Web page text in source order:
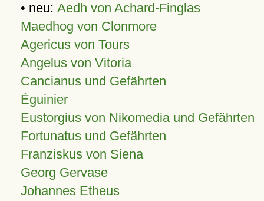
• neu: Aedh von Achard-Finglas
Maedhog von Clonmore
Agericus von Tours
Angelus von Vitoria
Cancianus und Gefährten
Éguinier
Eustorgius von Nikomedia und Gefährten
Fortunatus und Gefährten
Franziskus von Siena
Georg Gervase
Johannes Etheus